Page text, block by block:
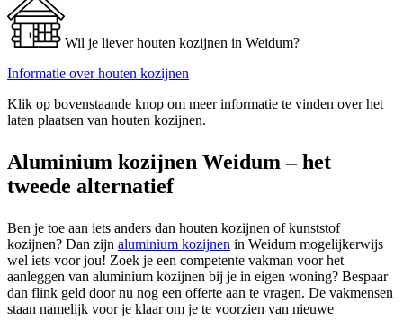
Wil je liever houten kozijnen in Weidum?
Informatie over houten kozijnen
Klik op bovenstaande knop om meer informatie te vinden over het
laten plaatsen van houten kozijnen.
Aluminium kozijnen Weidum – het
tweede alternatief
Ben je toe aan iets anders dan houten kozijnen of kunststof
kozijnen? Dan zijn aluminium kozijnen in Weidum mogelijkerwijs
wel iets voor jou! Zoek je een competente vakman voor het
aanleggen van aluminium kozijnen bij je in eigen woning? Bespaar
dan flink geld door nu nog een offerte aan te vragen. De vakmensen
staan namelijk voor je klaar om je te voorzien van nieuwe